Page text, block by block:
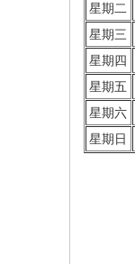
星期二
星期三
星期四
星期五
星期六
星期日